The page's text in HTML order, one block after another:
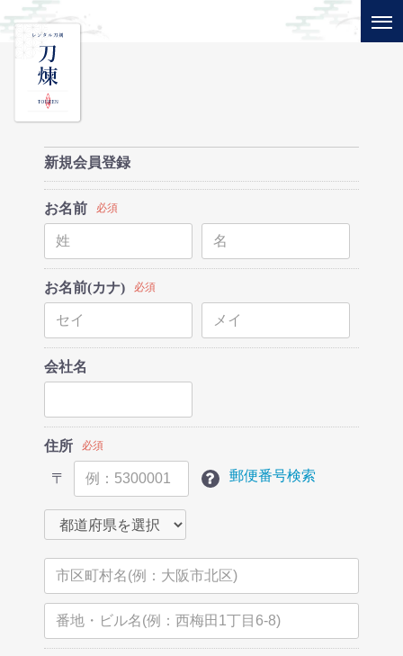
新規会員登録
お名前 必須
お名前(カナ) 必須
会社名
住所 必須
〒 郵便番号検索